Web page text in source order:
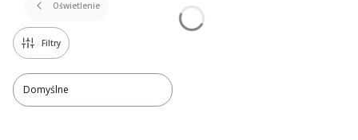
Oświetlenie
Filtry
Domyślne